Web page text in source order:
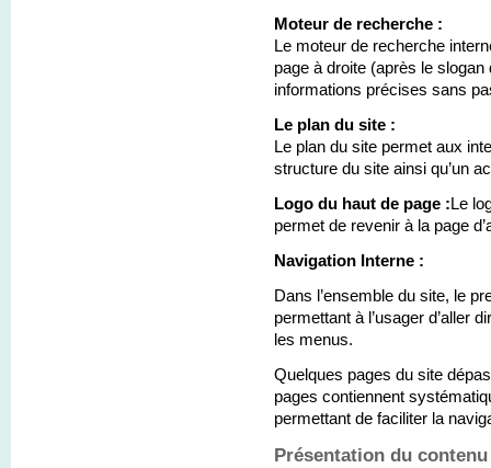
Moteur de recherche :
Le moteur de recherche
page à droite (après le
informations précises sans
Le plan du site :
Le plan du site permet aux
structure du site ainsi qu’un
Logo du haut de page : Le
permet de revenir à la page
Navigation Interne :
Dans l’ensemble du site, le
permettant à l’usager d’aller
les menus.
Quelques pages du site
pages contiennent
permettant de faciliter la
Présentation du